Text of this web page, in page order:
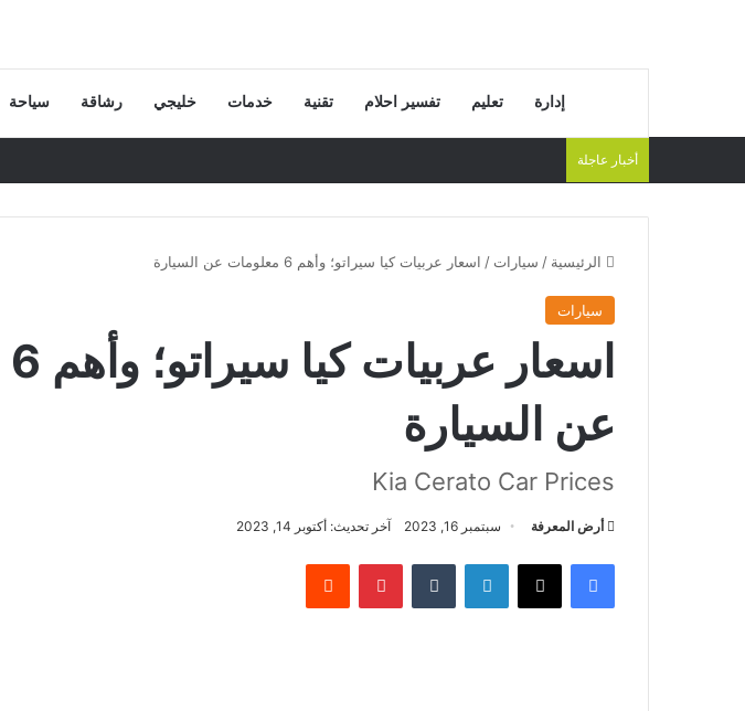
إدارة تعليم تفسير احلام تقنية خدمات خليجي رشاقة سياحة
أخبار عاجلة
الرئيسية / سيارات / اسعار عربيات كيا سيراتو؛ وأهم 6 معلومات عن السيارة
سيارات
عن السيارة
Kia Cerato Car Prices
أرض المعرفة سبتمبر 16, 2023 آخر تحديث: أكتوبر 14, 2023
فيسبوك ‫X لينكدإن بينتيريست